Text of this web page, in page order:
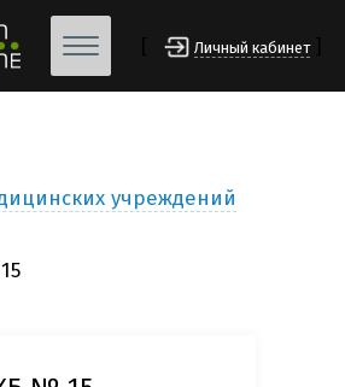
Личный кабинет
учреждений